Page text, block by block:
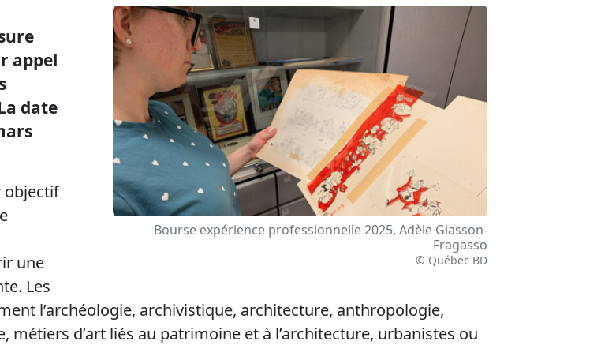
Bourse expérience professionnelle 2025, Adèle Giasson-
Fragasso
© Québec BD
appel
date
objectif
une
Les
l’archéologie, archivistique, architecture, anthropologie,
d’art liés au patrimoine et à l’architecture, urbanistes ou